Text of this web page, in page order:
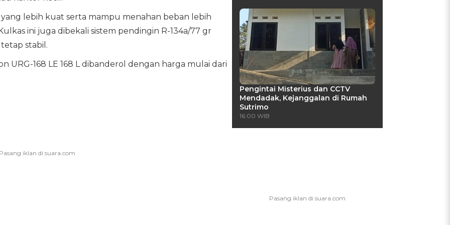
lebih kuat serta mampu menahan beban lebih
ini juga dibekali sistem pendingin R-134a/77 gr
stabil.
URG-168 LE 168 L dibanderol dengan harga mulai dari
Pengintai Misterius dan CCTV
Mendadak, Kejanggalan di Rumah
Sutrimo
16:00 WIB